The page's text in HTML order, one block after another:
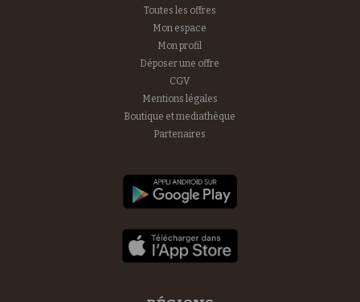
Toutes les offres
Mon espace
Mon profil
Déposer une offre
CGV
Mentions légales
Boutique et mediathèque
Partenaires